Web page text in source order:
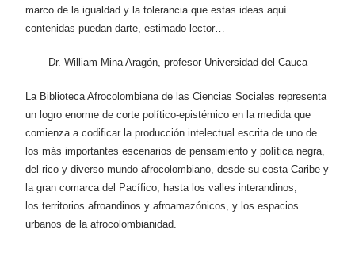
Política y gobierno
Posconflicto
Psicología
Violencia
marco de la igualdad y la tolerancia que estas ideas aquí
contenidas puedan darte, estimado lector…
Dr. William Mina Aragón, profesor Universidad del Cauca
La Biblioteca Afrocolombiana de las Ciencias Sociales representa
un logro enorme de corte político-epistémico en la medida que
comienza a codificar la producción intelectual escrita de uno de
los más importantes escenarios de pensamiento y política negra,
del rico y diverso mundo afrocolombiano, desde su costa Caribe y
la gran comarca del Pacífico, hasta los valles interandinos,
los territorios afroandinos y afroamazónicos, y los espacios
urbanos de la afrocolombianidad.